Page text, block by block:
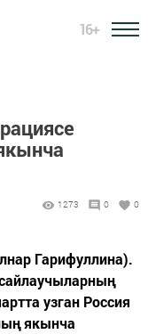
16+
1273 0 0
Гарифуллина).
узган Россия
якынча